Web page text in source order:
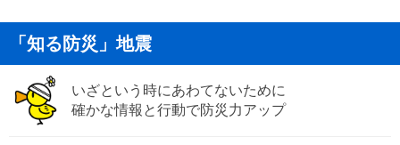
「知る防災」地震
いざという時にあわてないために
確かな情報と行動で防災力アップ